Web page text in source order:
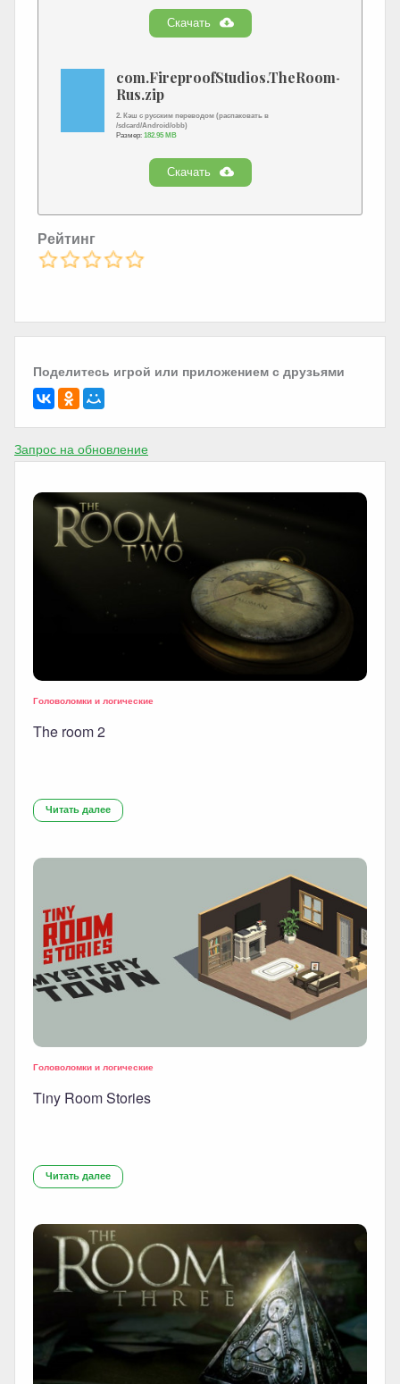
Скачать
com.FireproofStudios.TheRoom-
Rus.zip
2. Кэш с русским переводом (распаковать в
/sdcard/Android/obb)
Размер: 182.95 MB
Скачать
Рейтинг
Поделитесь игрой или приложением с друзьями
Запрос на обновление
Головоломки и логические
The room 2
Читать далее
Головоломки и логические
Tiny Room Stories
Читать далее